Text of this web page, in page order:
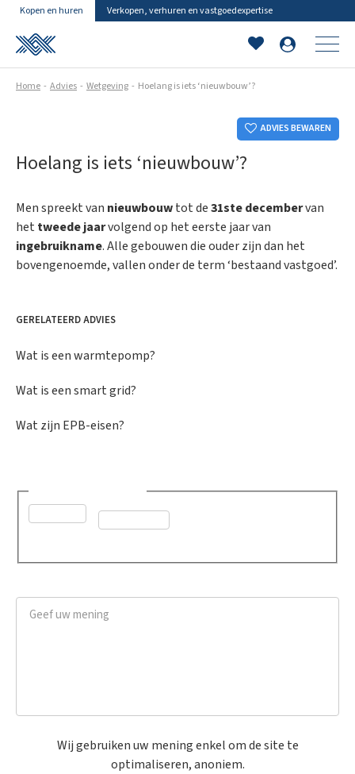
Kopen en huren Verkopen, verhuren en vastgoedexpertise
Home Advies Wetgeving Hoelang is iets ‘nieuwbouw’?
Hoelang is iets ‘nieuwbouw’?
ADVIES BEWAREN
Men spreekt van nieuwbouwtot de31ste decembervan
het tweede jaarvolgend op het eerste jaar van
ingebruikname. Alle gebouwen die ouder zijn dan het
bovengenoemde, vallen onder de term ‘bestaand vastgoed’.
GERELATEERD ADVIES
Wat is een warmtepomp?
Wat is een smart grid?
Wat zijn EPB-eisen?
Wij gebruiken uw mening enkel om de site te
optimaliseren, anoniem.